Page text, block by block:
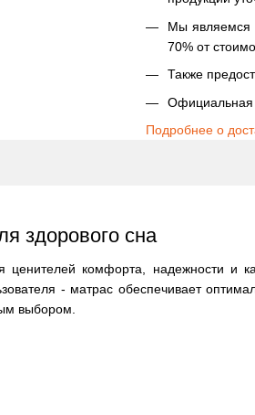
Мы являемся
70% от
Также
Официальная
Подробнее о
здорового сна
комфорта, надежности и
- матрас обеспечивает
выбором.